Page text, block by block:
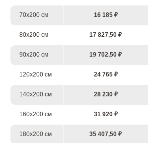
70х200 см 16 185 ₽
80х200 см 17 827,50 ₽
90х200 см 19 702,50 ₽
120х200 см 24 765 ₽
140х200 см 28 230 ₽
160х200 см 31 920 ₽
180х200 см 35 407,50 ₽